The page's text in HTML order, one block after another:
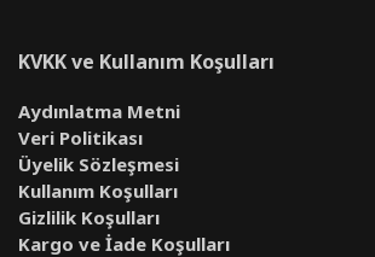
KVKK ve Kullanım Koşulları
Aydınlatma Metni
Veri Politikası
Üyelik Sözleşmesi
Kullanım Koşulları
Gizlilik Koşulları
Kargo ve İade Koşulları